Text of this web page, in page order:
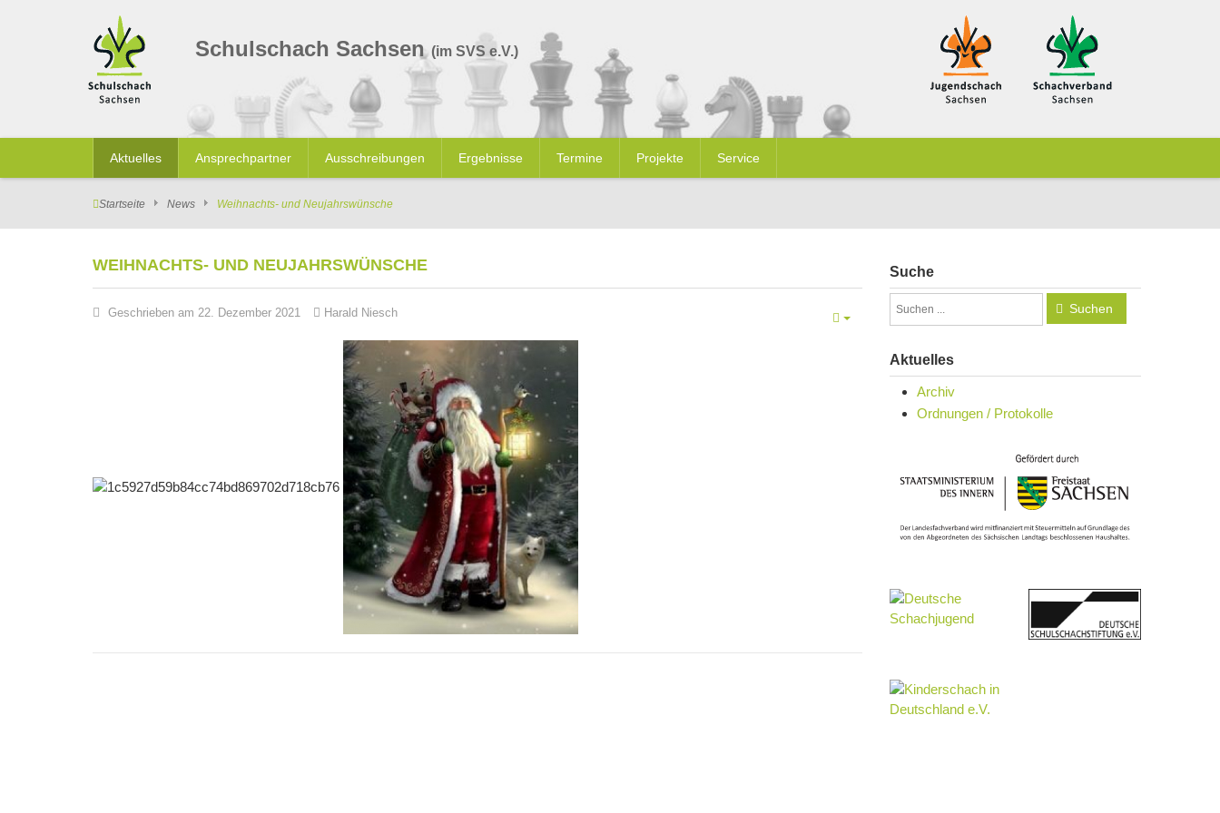
Schulschach Sachsen(im SVS e.V.)
Aktuelles Ansprechpartner Ausschreibungen Ergebnisse Termine Projekte Service
Startseite News Weihnachts- und Neujahrswünsche
WEIHNACHTS- UND NEUJAHRSWÜNSCHE
Geschrieben am 22. Dezember 2021 Harald Niesch
Suche
Suchen
Aktuelles
Archiv
Ordnungen / Protokolle